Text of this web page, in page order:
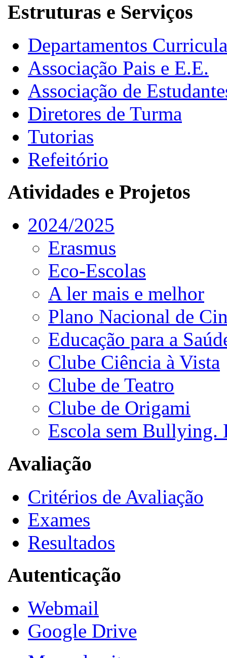
Estruturas e Serviços
Departamentos
Associação Pais e E.E.
Associação de
Diretores de Turma
Tutorias
Refeitório
Atividades e Projetos
2024/2025
Erasmus
Eco-Escolas
A ler mais e melhor
Plano Nacional de
Educação para a
Clube Ciência à Vista
Clube de Teatro
Clube de Origami
Escola sem Bullying.
Avaliação
Critérios de Avaliação
Exames
Resultados
Autenticação
Webmail
Google Drive